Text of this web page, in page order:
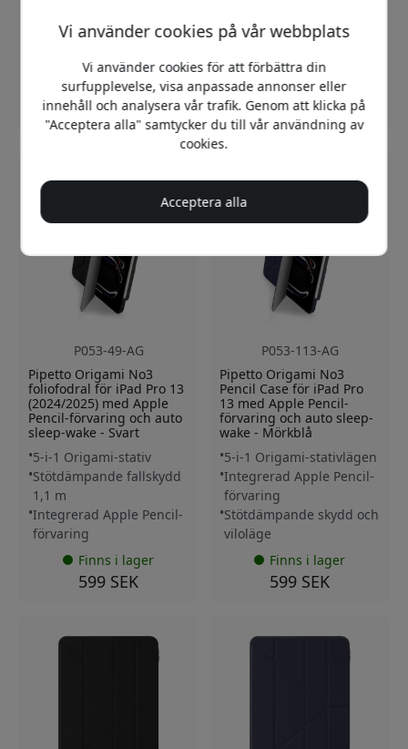
Integrerad Apple Pencil-
Finns i lager
599 SEK
Skyddar fram och
Auto vila och väckning
Finns i lager
699 SEK
P053-49-AG
Pipetto Origami No3
foliofodral för iPad Pro 13
(2024/2025) med Apple
Pencil-förvaring och auto
sleep-wake - Svart
5-i-1 Origami-stativ
Stötdämpande fallskydd
1,1 m
Integrerad Apple Pencil-
förvaring
Finns i lager
599 SEK
P053-113-AG
Pipetto Origami No3
Pencil Case för iPad Pro
13 med Apple Pencil-
förvaring och auto sleep-
wake - Mörkblå
5-i-1 Origami-stativlägen
Integrerad Apple Pencil-
förvaring
Stötdämpande skydd och
viloläge
Finns i lager
599 SEK
Vi använder cookies på vår webbplats
Vi använder cookies för att förbättra din
surfupplevelse, visa anpassade annonser eller
innehåll och analysera vår trafik. Genom att klicka på
"Acceptera alla" samtycker du till vår användning av
cookies.
Acceptera alla